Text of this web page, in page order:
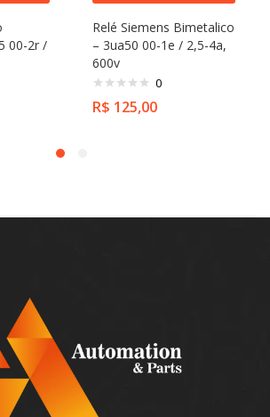
00-2r /
Relé Siemens Bimetalico
– 3ua50 00-1e / 2,5-4a,
600v
0
R$ 125,00